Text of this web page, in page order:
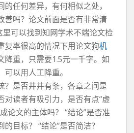
任何差异，有何相似之处，
善吗？论文前面是否有非常清
里可以找到知网学术不端论文检
复率很高的情况下用论文狗机
降重，只需要1.5元一千字。如
以用人工降重。
？是否井井有条，各章之间是
对读者有吸引力，是否有点“虚
论文的主体吗？ “结论”是否准
目标？ “结论”是否简洁？